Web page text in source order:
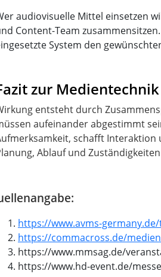
audiovisuelle Mittel einsetzen
Content-Team
System den
zur
entsteht durch
aufeinander abgestimmt
schafft
Ablauf und
https://www.avms-
https://commacross.de/
https://www.mmsag.de/
https://www.hd-event.de/